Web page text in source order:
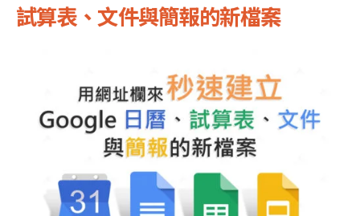
試算表、文件與簡報的新檔案